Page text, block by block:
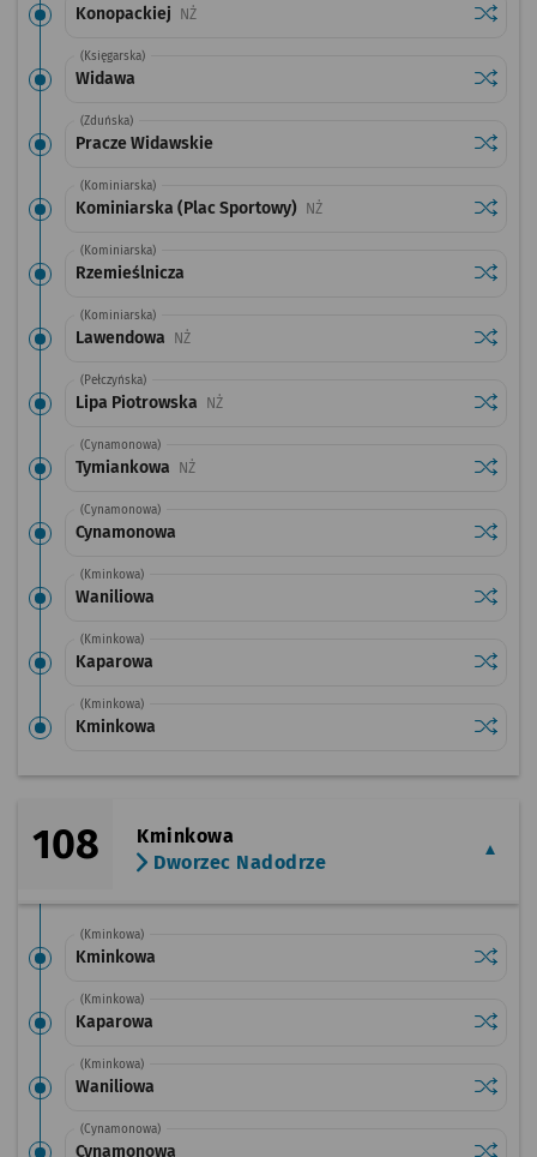
Konopackiej NŻPrzystanek na życzenie
(Księgarska)
Widawa
(Zduńska)
Pracze Widawskie
(Kominiarska)
Kominiarska (Plac Sportowy) NŻPrzystanek na życzenie
(Kominiarska)
Rzemieślnicza
(Kominiarska)
Lawendowa NŻPrzystanek na życzenie
(Pełczyńska)
Lipa Piotrowska NŻPrzystanek na życzenie
(Cynamonowa)
Tymiankowa NŻPrzystanek na życzenie
(Cynamonowa)
Cynamonowa
(Kminkowa)
Waniliowa
(Kminkowa)
Kaparowa
(Kminkowa)
Kminkowa
108
Kminkowa
Dworzec Nadodrze
(Kminkowa)
Kminkowa
(Kminkowa)
Kaparowa
(Kminkowa)
Waniliowa
(Cynamonowa)
Cynamonowa